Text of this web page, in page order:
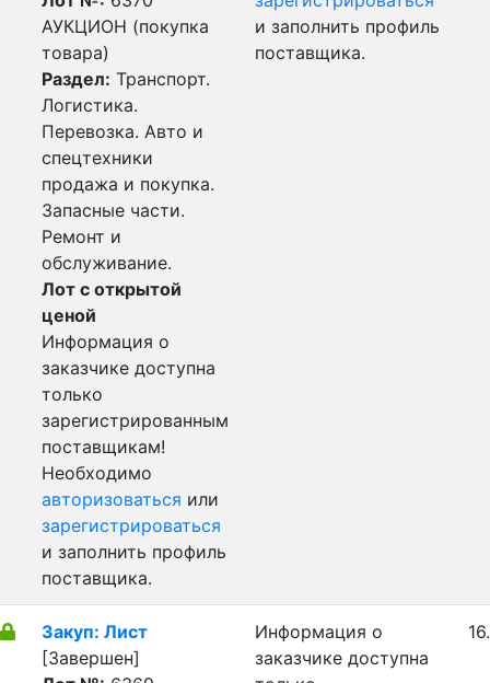
АУКЦИОН (покупка
товара)
Раздел: Транспорт.
Логистика.
Перевозка. Авто и
спецтехники
продажа и покупка.
Запасные части.
Ремонт и
обслуживание.
Лот с открытой
ценой
Информация о
заказчике доступна
только
зарегистрированным
поставщикам!
Необходимо
авторизоваться или
зарегистрироваться
и заполнить профиль
поставщика.
и заполнить профиль
поставщика.
Закуп: Лист
[Завершен]
Информация о
заказчике доступна